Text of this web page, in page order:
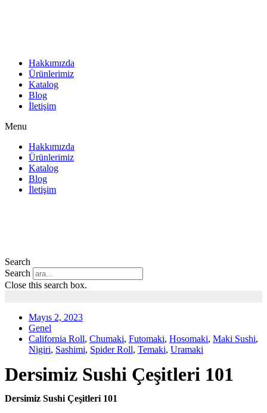
Hakkımızda
Ürünlerimiz
Katalog
Blog
İletişim
Menu
Hakkımızda
Ürünlerimiz
Katalog
Blog
İletişim
Search
Search
Close this search box.
Mayıs 2, 2023
Genel
California Roll, Chumaki, Futomaki, Hosomaki, Maki Sushi,
Nigiri, Sashimi, Spider Roll, Temaki, Uramaki
Dersimiz Sushi Çeşitleri 101
Dersimiz Sushi Çeşitleri 101